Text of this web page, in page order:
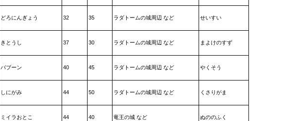
どろにんぎょう 32 35 ラダトームの城周辺 など せいすい
きとうし 37 30 ラダトームの城周辺 など まよけのすず
バブーン 40 45 ラダトームの城周辺 など やくそう
しにがみ 44 50 ラダトームの城周辺 など くさりがま
ミイラおとこ 44 40 竜王の城 など ぬののふく